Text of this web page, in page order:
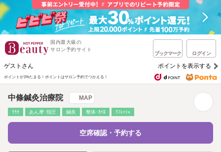
国内最大級の
サロン予約サイト
ブックマーク ログイン
ゲストさん ポイントを表示する
ポイントが1%たまる！ ポイントはサロン予約でつかえる！
中條鍼灸治療院 MAP
ﾘﾗｸ あん摩･指圧 鍼灸 整体･ｶｲﾛ ﾘﾌﾚｯｼｭ
空席確認・予約する